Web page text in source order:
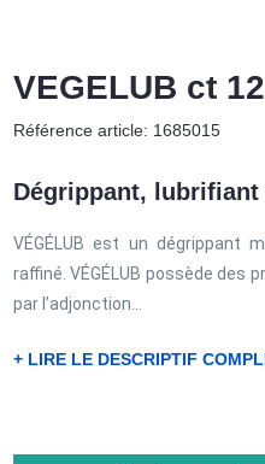
VEGELUB ct
Référence article: 1685015
Dégrippant,
VÉGÉLUB est un dégrippant
raffiné. VÉGÉLUB possède
par l’adjonction...
+ LIRE LE DESCRIPTIF